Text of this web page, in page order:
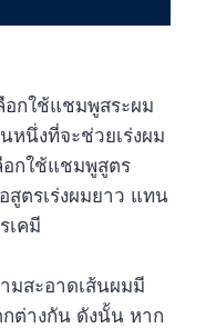
อกใช้แชมพูสระผม
หนึ่งที่จะช่วยเร่งผม
อกใช้แชมพูสูตร
ตรเร่งผมยาว แทน
เคมี
มสะอาดเส้นผมมี
ต่างกัน ดังนั้น หาก